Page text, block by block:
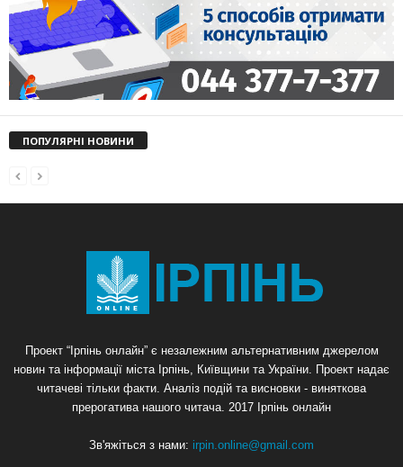
ПОПУЛЯРНІ НОВИНИ
Проект “Ірпінь онлайн” є незалежним альтернативним джерелом
новин та інформації міста Ірпінь, Київщини та України. Проект надає
читачеві тільки факти. Аналіз подій та висновки - виняткова
прерогатива нашого читача. 2017 Ірпінь онлайн
Зв'яжіться з нами: irpin.online@gmail.com